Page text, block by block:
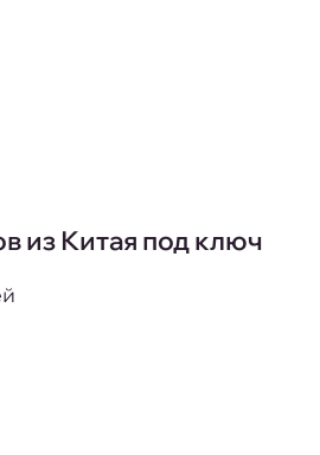
из Китая под ключ